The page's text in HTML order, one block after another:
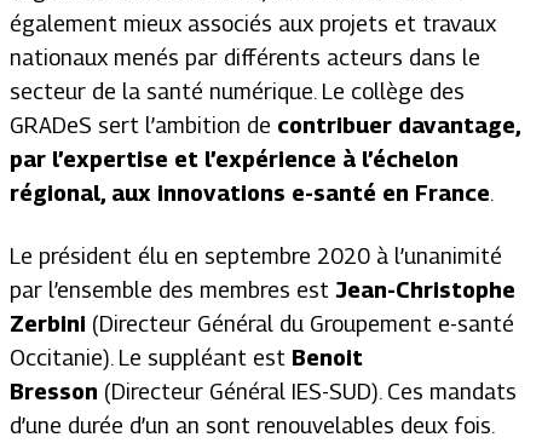
également mieux associés aux projets et travaux
nationaux menés par différents acteurs dans le
secteur de la santé numérique. Le collège des
GRADeS sert l’ambition de contribuer davantage,
par l’expertise et l’expérience à l’échelon
régional, aux innovations e-santé en France.
Le président élu en septembre 2020 à l’unanimité
par l’ensemble des membres est Jean-Christophe
Zerbini (Directeur Général du Groupement e-santé
Occitanie). Le suppléant est Benoit
Bresson (Directeur Général IES-SUD). Ces mandats
d’une durée d’un an sont renouvelables deux fois.